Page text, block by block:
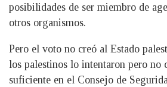
posibilidades de ser miembro de
otros organismos.
Pero el voto no creó al Estado
los palestinos lo intentaron pero no
suficiente en el Consejo de